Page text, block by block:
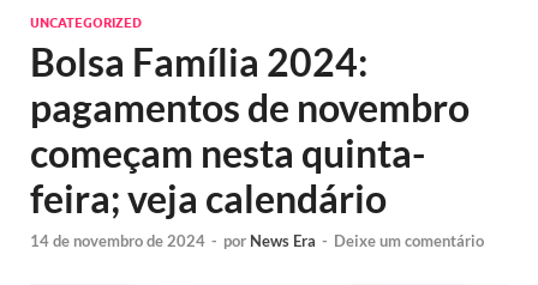
UNCATEGORIZED
Bolsa Família 2024:
pagamentos de novembro
começam nesta quinta-
feira; veja calendário
14 de novembro de 2024 - por News Era - Deixe um comentário